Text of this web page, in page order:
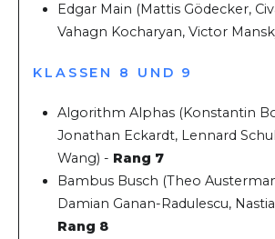
Edgar Main (Mattis Gödecker,
Vahagn Kocharyan, Victor
KLASSEN 8 UND 9
Algorithm Alphas (Konstantin
Jonathan Eckardt, Lennard
Wang) - Rang 7
Bambus Busch (Theo
Damian Ganan-Radulescu,
Rang 8